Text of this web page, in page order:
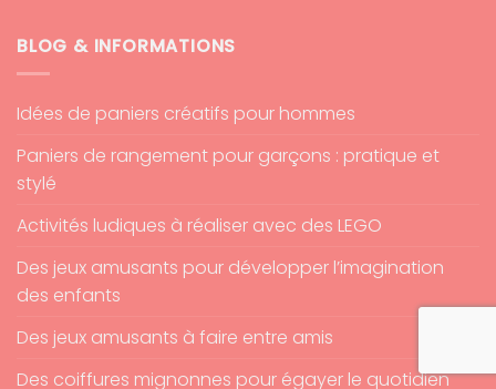
BLOG & INFORMATIONS
Idées de paniers créatifs pour hommes
Paniers de rangement pour garçons : pratique et
stylé
Activités ludiques à réaliser avec des LEGO
Des jeux amusants pour développer l’imagination
des enfants
Des jeux amusants à faire entre amis
Des coiffures mignonnes pour égayer le quotidien